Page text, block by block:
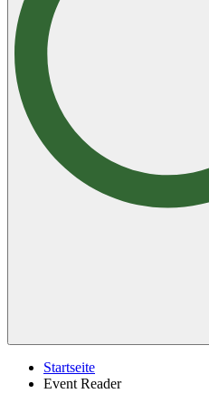
Startseite
Event Reader